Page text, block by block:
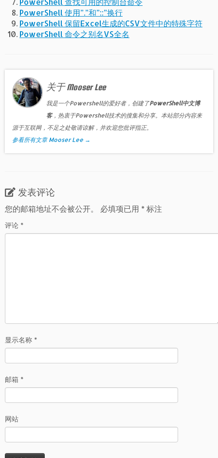
PowerShell 使用”.”和”::”换行
PowerShell 保留Excel生成的CSV文件中的特殊字符
PowerShell 命令之别名VS全名
关于 Mooser Lee
我是一个Powershell的爱好者，创建了PowerShell中文博
客，热衷于Powershell技术的搜集和分享。本站部分内容来
源于互联网，不足之处敬请谅解，并欢迎您批评指正。
参看所有文章 Mooser Lee →
发表评论
您的邮箱地址不会被公开。
必填项已用 *标注
评论 *
显示名称 *
邮箱 *
网站